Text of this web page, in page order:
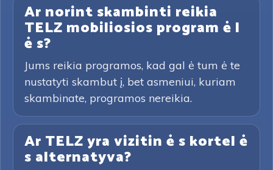
Ar norint skambinti reikia
TELZ mobiliosios program ė l
ė s?
Jums reikia programos, kad gal ė tum ė te
nustatyti skambut į, bet asmeniui, kuriam
skambinate, programos nereikia.
Ar TELZ yra vizitin ė s kortel ė
s alternatyva?